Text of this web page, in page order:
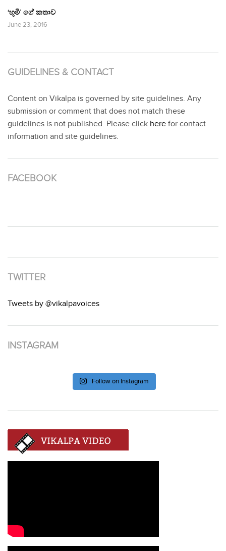
‘භූමි’ ගේ කතාව
June 23, 2016
GUIDELINES & CONTACT
Content on Vikalpa is governed by site guidelines. Any
submission or comment that does not match these
guidelines is not published. Please click here for contact
information and site guidelines.
FACEBOOK
TWITTER
Tweets by @vikalpavoices
INSTAGRAM
Follow on Instagram